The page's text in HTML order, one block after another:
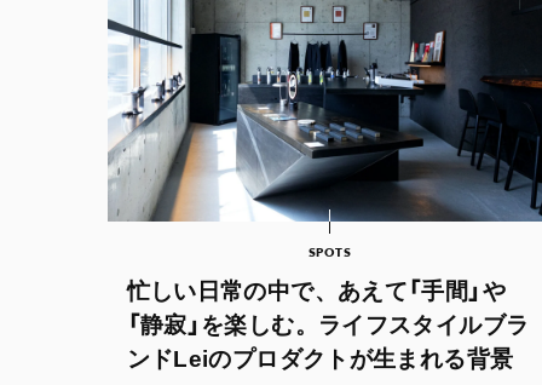
SPOTS
忙しい日常の中で、あえて「手間」や
「静寂」を楽しむ。ライフスタイルブラ
ンドLeiのプロダクトが生まれる背景